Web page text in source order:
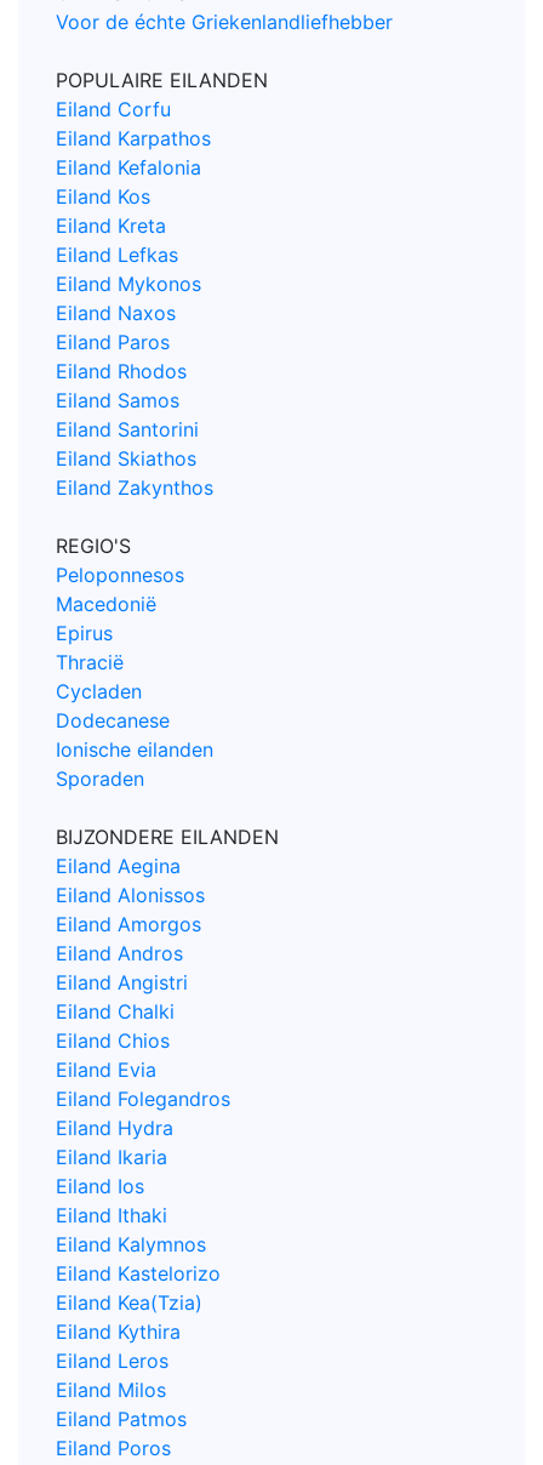
Voor de échte Griekenlandliefhebber
POPULAIRE EILANDEN
Eiland Corfu
Eiland Karpathos
Eiland Kefalonia
Eiland Kos
Eiland Kreta
Eiland Lefkas
Eiland Mykonos
Eiland Naxos
Eiland Paros
Eiland Rhodos
Eiland Samos
Eiland Santorini
Eiland Skiathos
Eiland Zakynthos
REGIO'S
Peloponnesos
Macedonië
Epirus
Thracië
Cycladen
Dodecanese
Ionische eilanden
Sporaden
BIJZONDERE EILANDEN
Eiland Aegina
Eiland Alonissos
Eiland Amorgos
Eiland Andros
Eiland Angistri
Eiland Chalki
Eiland Chios
Eiland Evia
Eiland Folegandros
Eiland Hydra
Eiland Ikaria
Eiland Ios
Eiland Ithaki
Eiland Kalymnos
Eiland Kastelorizo
Eiland Kea(Tzia)
Eiland Kythira
Eiland Leros
Eiland Milos
Eiland Patmos
Eiland Poros